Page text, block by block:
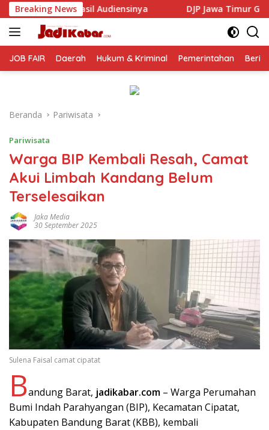
Langsung
ke
konten
Breaking NewsDJP Jawa Timur Gandeng GP Ansor
JOB FAIR Daerah Hukum & Kriminal Pemerintahan
Beranda Pariwisata
Pariwisata
Warga BIP Kembali Resah, Camat
Akui Limbah Kandang Belum
Terselesaikan
Jaka Media
30 September 2025
Sulena Faisal camat cipatat
Bandung Barat, jadikabar.com – Warga Perumahan
Bumi Indah Parahyangan (BIP), Kecamatan Cipatat,
Kabupaten Bandung Barat (KBB), kembali